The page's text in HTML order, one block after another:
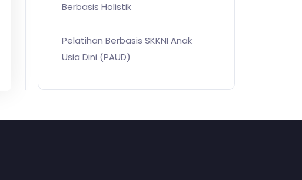
Berbasis Holistik
Pelatihan Berbasis SKKNI Anak
Usia Dini (PAUD)